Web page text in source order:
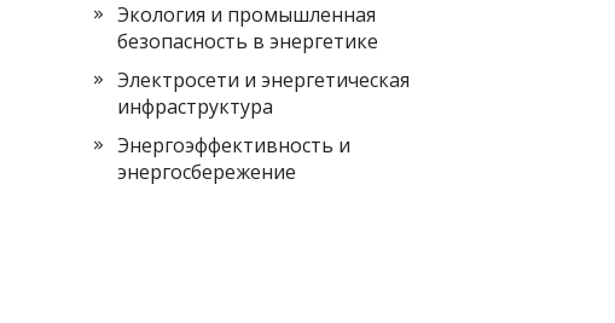
Экология и промышленная
безопасность в энергетике
Электросети и энергетическая
инфраструктура
Энергоэффективность и
энергосбережение